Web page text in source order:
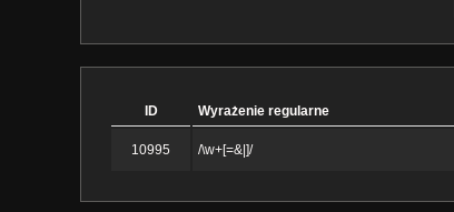
ID Wyrażenie regularne
10995 /\w+[=&|]/